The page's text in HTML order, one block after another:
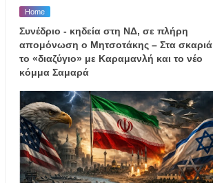
Home
Συνέδριο - κηδεία στη ΝΔ, σε πλήρη
απομόνωση ο Μητσοτάκης – Στα σκαριά
το «διαζύγιο» με Καραμανλή και το νέο
κόμμα Σαμαρά